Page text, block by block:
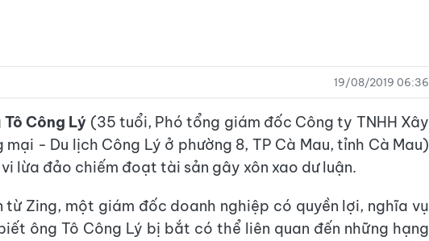
19/08/2019 06:36
Tô Công Lý (35 tuổi, Phó tổng giám đốc Công ty TNHH Xây
- Du lịch Công Lý ở phường 8, TP Cà Mau, tỉnh Cà Mau)
lừa đảo chiếm đoạt tài sản gây xôn xao dư luận.
Zing, một giám đốc doanh nghiệp có quyền lợi, nghĩa vụ
ông Tô Công Lý bị bắt có thể liên quan đến những hạng